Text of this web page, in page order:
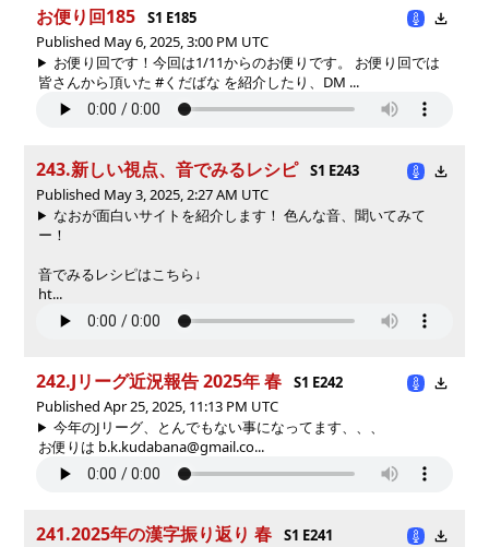
お便り回185
S1 E185
Published May 6, 2025, 3:00 PM UTC
お便り回です！今回は1/11からのお便りです。 お便り回では
皆さんから頂いた #くだばな を紹介したり、DM ...
243.新しい視点、音でみるレシピ
S1 E243
Published May 3, 2025, 2:27 AM UTC
なおが面白いサイトを紹介します！ 色んな音、聞いてみて
ー！
音でみるレシピはこちら↓
ht...
242.Jリーグ近況報告 2025年 春
S1 E242
Published Apr 25, 2025, 11:13 PM UTC
今年のJリーグ、とんでもない事になってます、、、
お便りは b.k.kudabana@gmail.co...
241.2025年の漢字振り返り 春
S1 E241